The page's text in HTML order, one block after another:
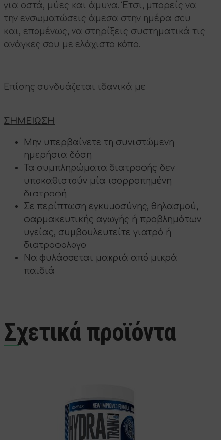
για οστά, μύες και άμυνα. Έτσι, μπορείς να
την ενσωματώσεις άμεσα στην ημέρα σου
και, επομένως, να στηρίξεις συστηματικά τις
ανάγκες σου με ελάχιστο κόπο.
Επίσης συνδυάζεται ιδανικά με
ΣΗΜΕΙΩΣΗ
Μην υπερβαίνετε τη συνιστώμενη
ημερήσια δόση
Τα συμπληρώματα διατροφής δεν
υποκαθιστούν μία ισορροπημένη
διατροφή
Σε περίπτωση εγκυμοσύνης, θηλασμού,
φαρμακευτικής αγωγής ή προβλημάτων
υγείας, συμβουλευτείτε γιατρό ή
διατροφολόγο
Να φυλάσσεται μακριά από μικρά
παιδιά
Σχετικά προϊόντα